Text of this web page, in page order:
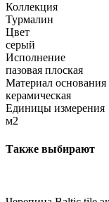
Коллекция
Турмалин
Цвет
серый
Исполнение
пазовая плоская
Материал основания
керамическая
Единицы измерения
м2
Также выбирают